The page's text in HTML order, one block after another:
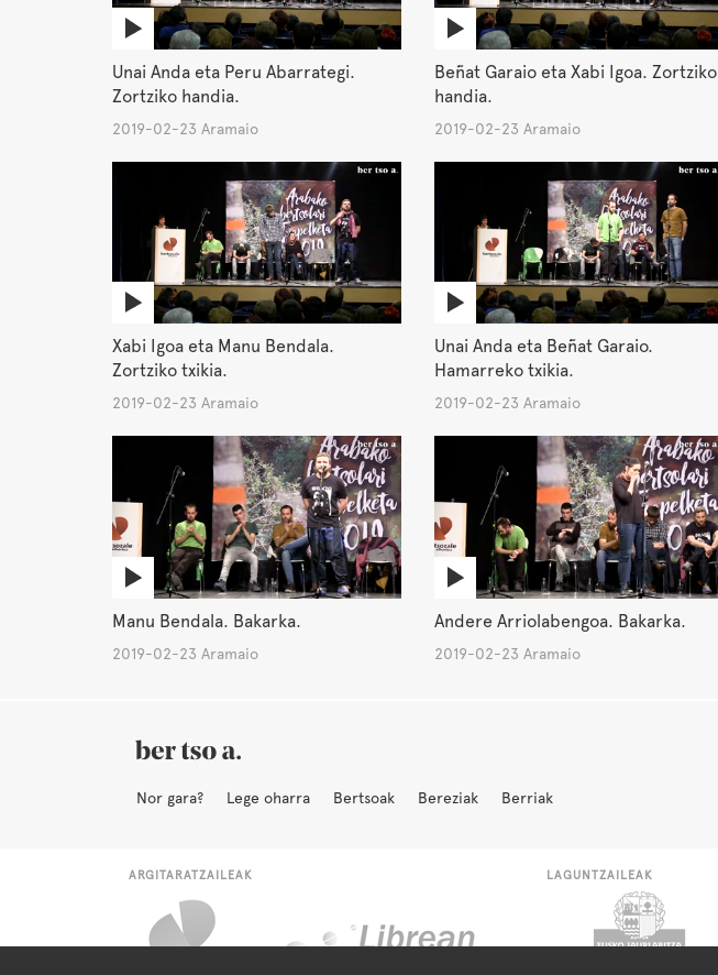
Unai Anda eta Peru Abarrategi.
Zortziko handia.
2019-02-23 Aramaio
Beñat Garaio eta Xabi Igoa. Zortziko
handia.
2019-02-23 Aramaio
Xabi Igoa eta Manu Bendala.
Zortziko txikia.
2019-02-23 Aramaio
Unai Anda eta Beñat Garaio.
Hamarreko txikia.
2019-02-23 Aramaio
Manu Bendala. Bakarka.
2019-02-23 Aramaio
Andere Arriolabengoa. Bakarka.
2019-02-23 Aramaio
Nor gara? Lege oharra Bertsoak Bereziak Berriak
ARGITARATZAILEAK LAGUNTZAILEAK